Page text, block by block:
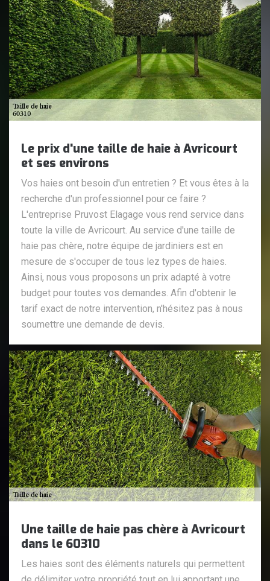
Le prix d'une taille de haie à Avricourt
et ses environs
Vos haies ont besoin d'un entretien ? Et vous êtes à la
recherche d'un professionnel pour ce faire ?
L'entreprise Pruvost Elagage vous rend service dans
toute la ville de Avricourt. Au service d'une taille de
haie pas chère, notre équipe de jardiniers est en
mesure de s'occuper de tous lez types de haies.
Ainsi, nous vous proposons un prix adapté à votre
budget pour toutes vos demandes. Afin d'obtenir le
tarif exact de notre intervention, n'hésitez pas à nous
soumettre une demande de devis.
Une taille de haie pas chère à Avricourt
dans le 60310
Les haies sont des éléments naturels qui permettent